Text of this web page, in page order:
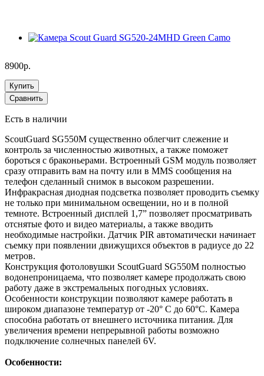
8900р.
Купить
Сравнить
Есть в наличии
ScoutGuard SG550M существенно облегчит слежение и
контроль за численностью животных, а также поможет
бороться с браконьерами. Встроенный GSM модуль позволяет
сразу отправить вам на почту или в MMS сообщения на
телефон сделанный снимок в высоком разрешении.
Инфракрасная диодная подсветка позволяет проводить съемку
не только при минимальном освещении, но и в полной
темноте. Встроенный дисплей 1,7” позволяет просматривать
отснятые фото и видео материалы, а также вводить
необходимые настройки. Датчик PIR автоматически начинает
съемку при появлении движущихся объектов в радиусе до 22
метров.
Конструкция фотоловушки ScoutGuard SG550M полностью
водонепроницаема, что позволяет камере продолжать свою
работу даже в экстремальных погодных условиях.
Особенности конструкции позволяют камере работать в
широком диапазоне температур от -20° C до 60°C. Камера
способна работать от внешнего источника питания. Для
увеличения времени непрерывной работы возможно
подключение солнечных панелей 6V.
Особенности: